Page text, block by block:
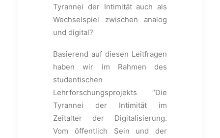
Tyrannei der Intimität auch als
Wechselspiel zwischen analog
und digital?
Basierend auf diesen Leitfragen
haben wir im Rahmen des
studentischen
Lehrforschungsprojekts “Die
Tyrannei der Intimität im
Zeitalter der Digitalisierung.
Vom öffentlich Sein und der